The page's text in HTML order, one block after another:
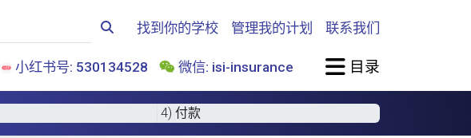
找到你的学校 管理我的计划 联系我们
小红书号: 530134528 微信: isi-insurance 目录
4) 付款